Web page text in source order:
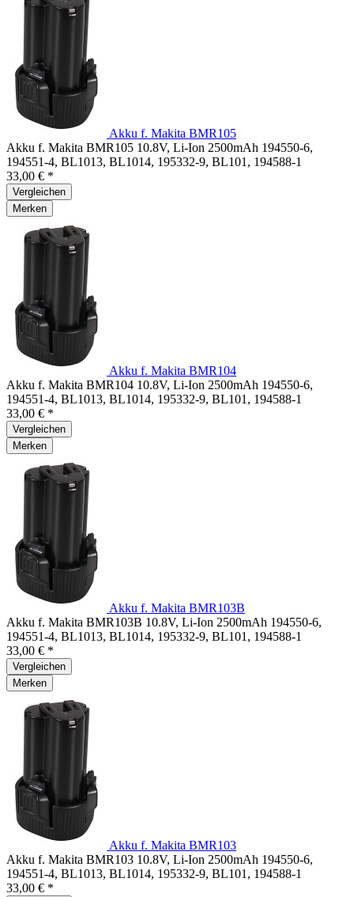
Akku f. Makita BMR105
Akku f. Makita BMR105 10.8V, Li-Ion 2500mAh 194550-6,
194551-4, BL1013, BL1014, 195332-9, BL101, 194588-1
33,00 € *
Vergleichen
Merken
Akku f. Makita BMR104
Akku f. Makita BMR104 10.8V, Li-Ion 2500mAh 194550-6,
194551-4, BL1013, BL1014, 195332-9, BL101, 194588-1
33,00 € *
Vergleichen
Merken
Akku f. Makita BMR103B
Akku f. Makita BMR103B 10.8V, Li-Ion 2500mAh 194550-6,
194551-4, BL1013, BL1014, 195332-9, BL101, 194588-1
33,00 € *
Vergleichen
Merken
Akku f. Makita BMR103
Akku f. Makita BMR103 10.8V, Li-Ion 2500mAh 194550-6,
194551-4, BL1013, BL1014, 195332-9, BL101, 194588-1
33,00 € *